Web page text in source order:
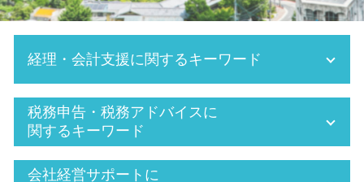
経理・会計支援に関するキーワード
交際費 損金不算入
FX 確定申告
年末調整とは
防衛特別法人税 いつから
税務申告・税務アドバイスに
関するキーワード
確定申告 領収書 ない 個人
会社経営サポートに